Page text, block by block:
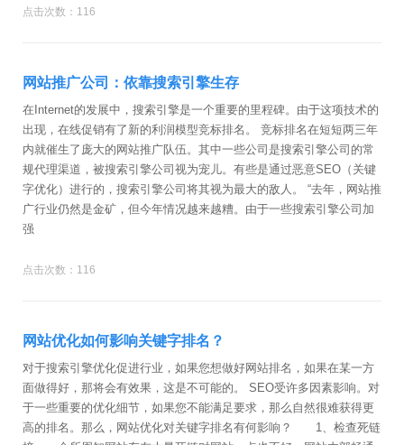
点击次数：116
网站推广公司：依靠搜索引擎生存
在Internet的发展中，搜索引擎是一个重要的里程碑。由于这项技术的
出现，在线促销有了新的利润模型竞标排名。 竞标排名在短短两三年
内就催生了庞大的网站推广队伍。其中一些公司是搜索引擎公司的常
规代理渠道，被搜索引擎公司视为宠儿。有些是通过恶意SEO（关键
字优化）进行的，搜索引擎公司将其视为最大的敌人。 “去年，网站推
广行业仍然是金矿，但今年情况越来越糟。由于一些搜索引擎公司加
强
点击次数：116
网站优化如何影响关键字排名？
对于搜索引擎优化促进行业，如果您想做好网站排名，如果在某一方
面做得好，那将会有效果，这是不可能的。 SEO受许多因素影响。对
于一些重要的优化细节，如果您不能满足要求，那么自然很难获得更
高的排名。那么，网站优化对关键字排名有何影响？ 1、检查死链